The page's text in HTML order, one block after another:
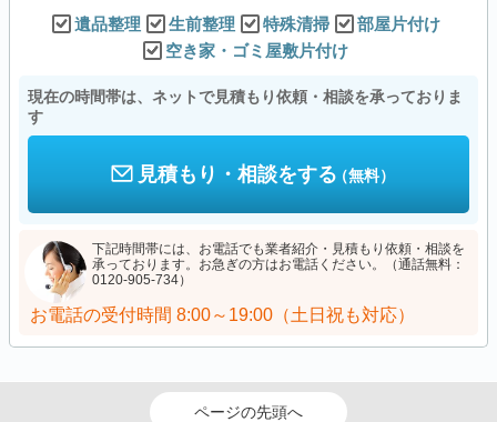
遺品整理 生前整理 特殊清掃
部屋片付け
空き家・ゴミ屋敷片付け
現在の時間帯は、ネットで見積もり依頼・相談を承っておりま
す
見積もり・相談をする（無料）
下記時間帯には、お電話でも業者紹介・見積もり依頼・相談を
承っております。お急ぎの方はお電話ください。（通話無料：
0120-905-734）
お電話の受付時間 8:00～19:00（土日祝も対応）
ページの先頭へ